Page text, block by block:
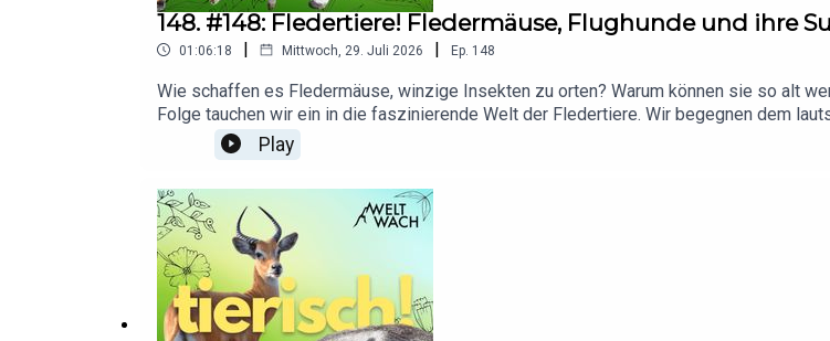
148. #148: Fledertiere! Fledermäuse, Flughunde und ihre
01:06:18 | Mittwoch, 29. Juli 2026 | Ep. 148
Wie schaffen es Fledermäuse, winzige Insekten zu orten? Warum können sie so alt
Folge tauchen wir ein in die faszinierende Welt der Fledertiere. Wir begegnen dem
Hufeisennasen kennen und erfahren, wie eine Motte mit einer Art akustischem
riesige Flughundkolonien, ungewöhnliche Kinderstuben und die Frage, warum Biber
Unglück unserer Freundin Lydia fertiggestellt und wird im Sinne ihrer Freunde und
Spendenkampagne: https://www.gofundme.com/f/damit-lydias-engagement-weiterwirkt
Play